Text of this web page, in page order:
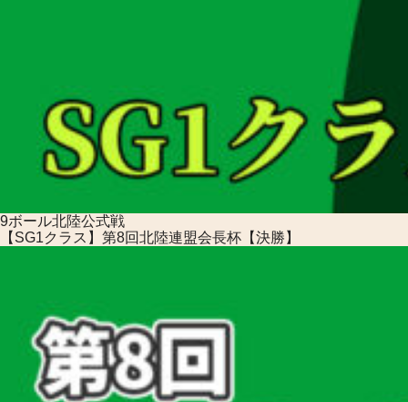
9ボール北陸公式戦
【SG1クラス】第8回北陸連盟会長杯【決勝】